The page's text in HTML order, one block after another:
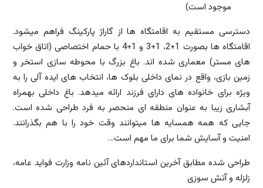
موجود است)
دسترسی مستقیم به اقامتگاه ها از گاراژ پارکینگ فراهم میشود.
اقامتگاه ها بصورت 1+2، 1+3 و 1+4 با حمام اختصاصی (اتاق خواب
های مستر) معماری شده اند. باغ بزرگ با محوطه سازی استخر و
زمین بازی، واقع در نمای داخلی بلوک ها، انتخاب های ایده آلی را به
ویژه برای خانواده های دارای فرزند ارائه میدهد. باغ داخلی بهمراه
آبشاری زیبا به عنوان منطقه ای منحصر به فرد طراحی شده است.
جایی که همه همسایه ها میتوانند وقت خود را با هم بگذرانند.
امنیت و آسایش شما برای ما مهم است…
طراحی شده مطابق آخرین استانداردهای آئین نامه وزارت فواید عامه،
زلزله و آتش سوزی